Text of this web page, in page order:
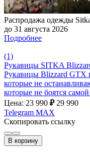
Распродажа одежды
до 31 августа 2026
Подробнее
(1)
Рукавицы SITKA
Рукавицы Blizzard GTX
которые не
которые не боятся
Цена: 23 990 ₽ 29 990
Telegram MAX
Скопировать ссылку
В корзину